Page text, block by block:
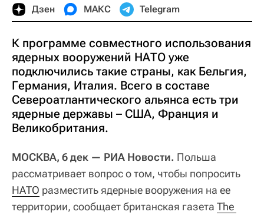
Дзен МАКС Telegram
К программе совместного использования
ядерных вооружений НАТО уже
подключились такие страны, как Бельгия,
Германия, Италия. Всего в составе
Североатлантического альянса есть три
ядерные державы – США, Франция и
Великобритания.
МОСКВА, 6 дек — РИА Новости. Польша
рассматривает вопрос о том, чтобы попросить
НАТО разместить ядерные вооружения на ее
территории, сообщает британская газета The